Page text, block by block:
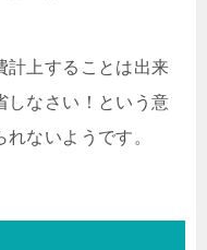
計上することは出来
しなさい！という意
ないようです。